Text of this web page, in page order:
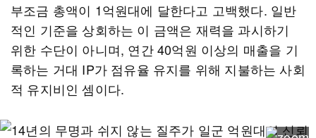
부조금 총액이 1억원대에 달한다고 고백했다. 일반
적인 기준을 상회하는 이 금액은 재력을 과시하기
위한 수단이 아니며, 연간 40억원 이상의 매출을 기
록하는 거대 IP가 점유율 유지를 위해 지불하는 사회
적 유지비인 셈이다.